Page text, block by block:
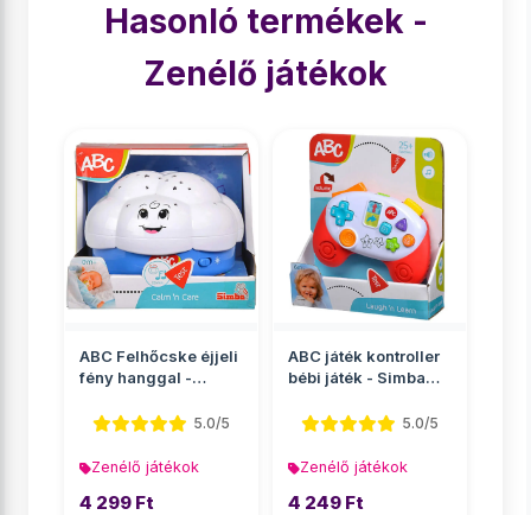
Hasonló termékek -
Zenélő játékok
ABC Felhőcske éjjeli
fény hanggal -
5.0/5
Zenélő játékok
4 299 Ft
ABC játék kontroller
bébi játék - Simba
5.0/5
Zenélő játékok
4 249 Ft